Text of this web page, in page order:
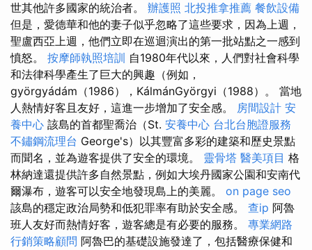
世其他許多國家的統治者。 辦護照 北投推拿推薦 餐飲設備
但是，愛德華和他的妻子似乎忽略了這些要求，因為上週，
聖盧西亞上週，他們立即在巡迴演出的第一批站點之一感到
憤怒。 按摩師執照培訓 自1980年代以來，人們對社會科學
和法律科學產生了巨大的興趣（例如，
györgyádám（1986），KálmánGyörgyi（1988）。 當地
人熱情好客且友好，這進一步增加了安全感。 房間設計 安
養中心 該島的首都聖喬治（St. 安養中心 台北台胞證服務
不鏽鋼流理台 George's）以其豐富多彩的建築和歷史景點
而聞名，並為遊客提供了安全的環境。 靈骨塔 醫美項目 格
林納達還提供許多自然景點，例如大埃丹國家公園和安南代
爾瀑布，遊客可以安全地發現島上的美麗。 on page seo
該島的穩定政治局勢和低犯罪率有助於安全感。 查ip 阿魯
班人友好而熱情好客，遊客總是有必要的服務。 專業網路
行銷策略顧問 阿魯巴的基礎設施發達了，包括醫療保健和